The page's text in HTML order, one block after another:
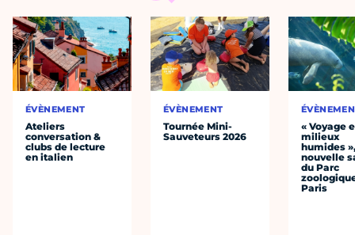
ÉVÈNEMENT
Ateliers
conversation &
clubs de lecture
en italien
ÉVÈNEMENT
Tournée Mini-
Sauveteurs 2026
« Voyage
milieux
humides
nouvelle
du Parc
Paris